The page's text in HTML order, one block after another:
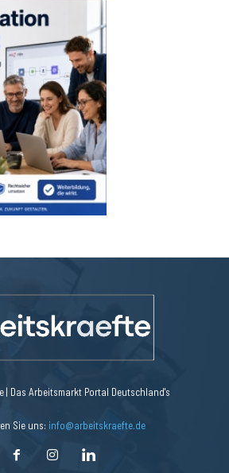
| Das Arbeitsmarkt Portal Deutschland's
Sie uns: info@arbeitskraefte.de